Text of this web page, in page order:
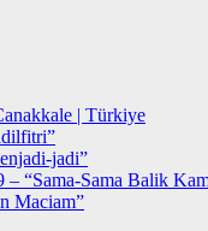
| Türkiye
jadi”
“Sama-Sama Balik
Maciam”